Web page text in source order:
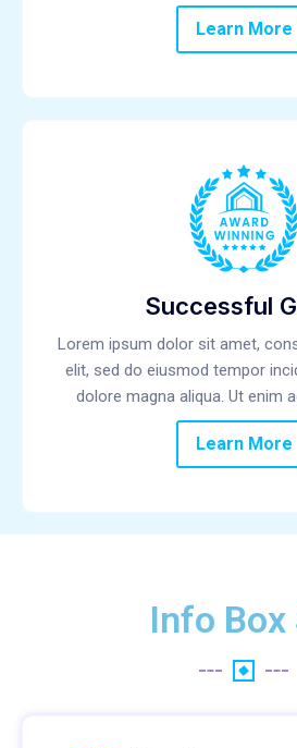
Learn More
Successful
Lorem ipsum dolor sit amet,
elit, sed do eiusmod tempor
dolore magna aliqua. Ut enim
Learn More
Info Box